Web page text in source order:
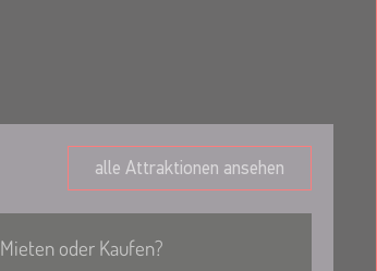
alle Attraktionen ansehen
Mieten oder Kaufen?